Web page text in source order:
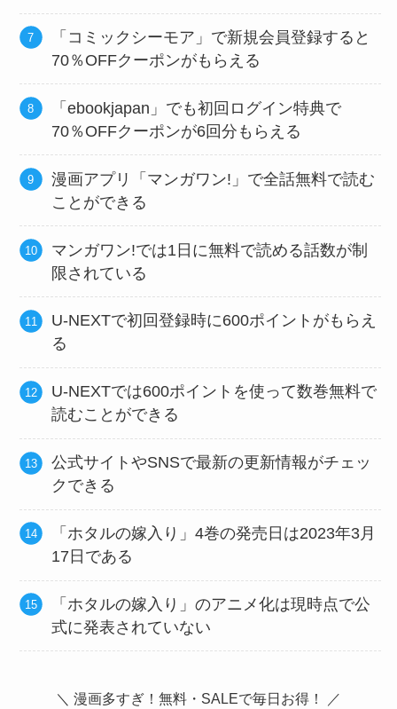
「コミックシーモア」で新規会員登録すると
70％OFFクーポンがもらえる
「ebookjapan」でも初回ログイン特典で
70％OFFクーポンが6回分もらえる
漫画アプリ「マンガワン!」で全話無料で読む
ことができる
マンガワン!では1日に無料で読める話数が制
限されている
U-NEXTで初回登録時に600ポイントがもらえ
る
U-NEXTでは600ポイントを使って数巻無料で
読むことができる
公式サイトやSNSで最新の更新情報がチェッ
クできる
「ホタルの嫁入り」4巻の発売日は2023年3月
17日である
「ホタルの嫁入り」のアニメ化は現時点で公
式に発表されていない
＼ 漫画多すぎ！無料・SALEで毎日お得！ ／